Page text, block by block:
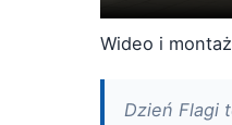
Wideo i
Dzień Flagi